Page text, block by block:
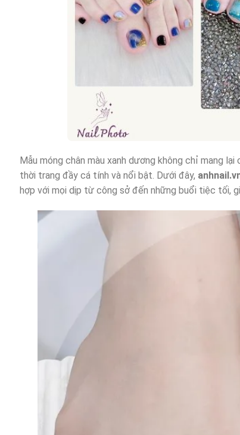
Mẫu móng chân màu xanh dương không chỉ mang
thời trang đầy cá tính và nổi bật. Dưới đây,
hợp với mọi dịp từ công sở đến những buổi tiệc tối,